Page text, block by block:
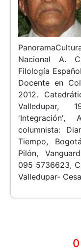
Nacional A.
Filología
Docente en
2012.
Valledupar,
'Integración',
columnista:
Tiempo,
Pilón,
095 5736623,
Valledupar-